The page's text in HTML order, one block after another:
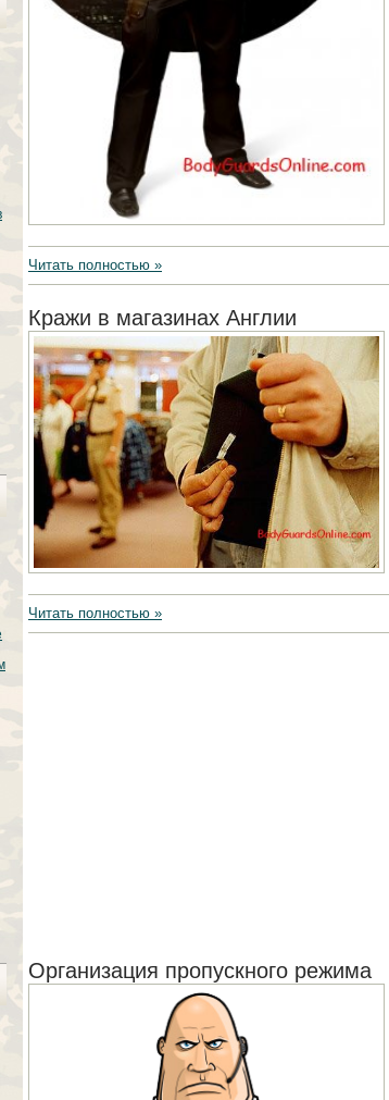
Читать полностью »
Кражи в магазинах Англии
Читать полностью »
Организация пропускного режима